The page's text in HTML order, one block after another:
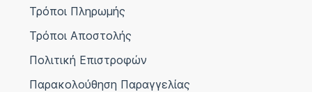
Τρόποι Πληρωμής
Τρόποι Αποστολής
Πολιτική Επιστροφών
Παρακολούθηση Παραγγελίας